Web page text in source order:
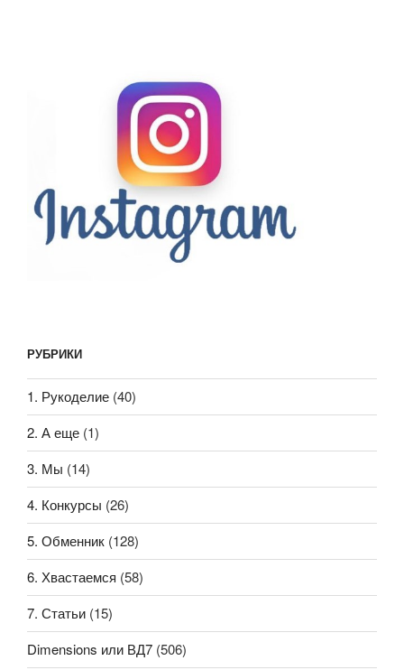
РУБРИКИ
1. Рукоделие (40)
2. А еще (1)
3. Мы (14)
4. Конкурсы (26)
5. Обменник (128)
6. Хвастаемся (58)
7. Статьи (15)
Dimensions или ВД7 (506)